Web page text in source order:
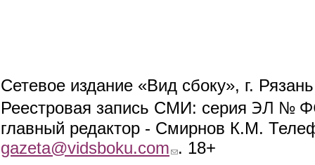
Сетевое издание «Вид сбоку», г.
Реестровая запись СМИ: серия ЭЛ №
главный редактор - Смирнов К.М.
gazeta@vidsboku.com (link sends e-mail)
. 18+